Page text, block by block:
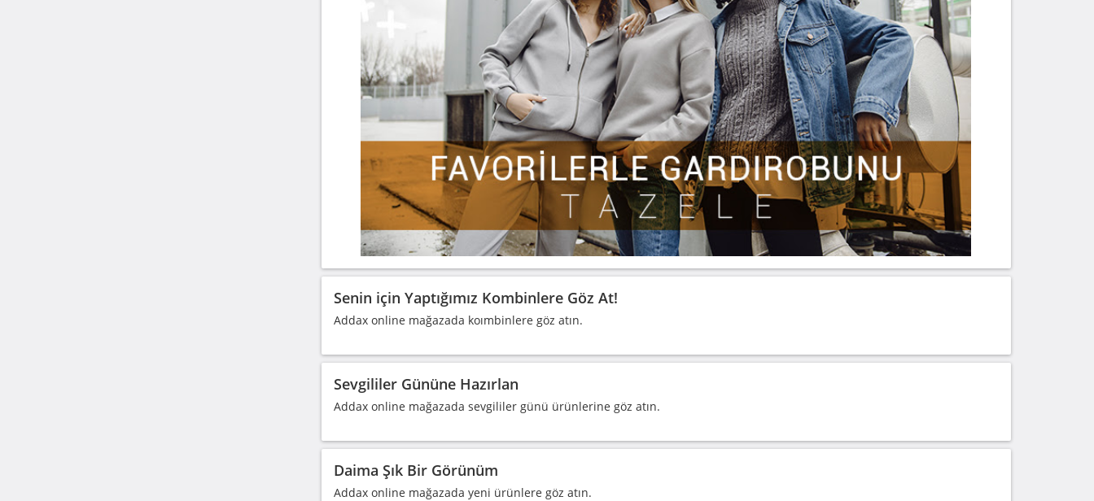
Senin için Yaptığımız Kombinlere Göz At!
Addax online mağazada koımbinlere göz atın.
Sevgililer Gününe Hazırlan
Addax online mağazada sevgililer günü ürünlerine göz atın.
Daima Şık Bir Görünüm
Addax online mağazada yeni ürünlere göz atın.